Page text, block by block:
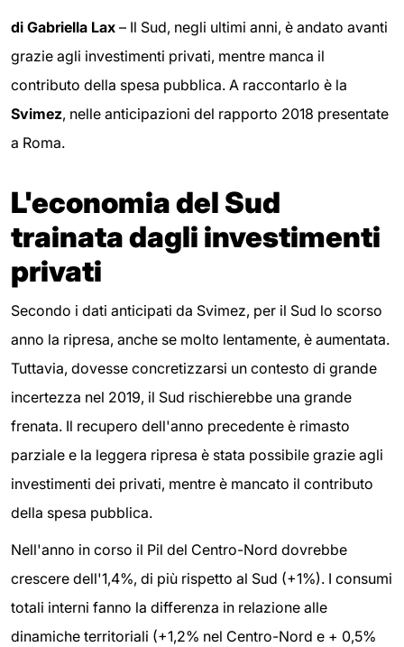
di Gabriella Lax – Il Sud, negli ultimi anni, è andato avanti
grazie agli investimenti privati, mentre manca il
contributo della spesa pubblica. A raccontarlo è la
Svimez, nelle anticipazioni del rapporto 2018 presentate
a Roma.
L'economia del Sud
trainata dagli investimenti
privati
Secondo i dati anticipati da Svimez, per il Sud lo scorso
anno la ripresa, anche se molto lentamente, è aumentata.
Tuttavia, dovesse concretizzarsi un contesto di grande
incertezza nel 2019, il Sud rischierebbe una grande
frenata. Il recupero dell'anno precedente è rimasto
parziale e la leggera ripresa è stata possibile grazie agli
investimenti dei privati, mentre è mancato il contributo
della spesa pubblica.
Nell'anno in corso il Pil del Centro-Nord dovrebbe
crescere dell'1,4%, di più rispetto al Sud (+1%). I consumi
totali interni fanno la differenza in relazione alle
dinamiche territoriali (+1,2% nel Centro-Nord e + 0,5%